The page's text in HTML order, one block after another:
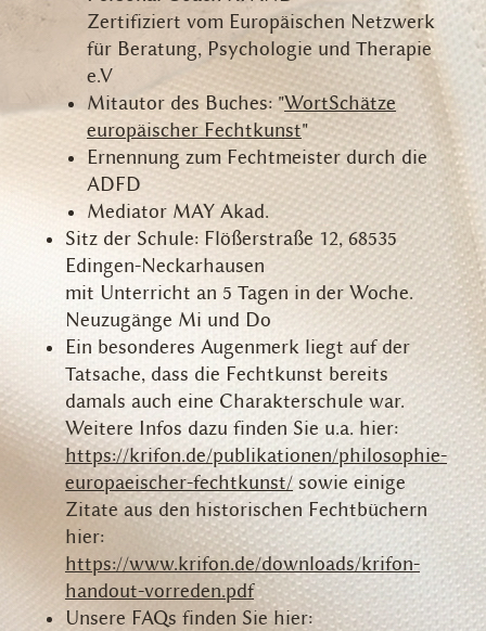
Zertifiziert vom Europäischen Netzwerk
für Beratung, Psychologie und Therapie
e.V
Mitautor des Buches: "WortSchätze
europäischer Fechtkunst"
Ernennung zum Fechtmeister durch die
ADFD
Mediator MAY Akad.
Sitz der Schule: Flößerstraße 12, 68535
Edingen-Neckarhausen
mit Unterricht an 5 Tagen in der Woche.
Neuzugänge Mi und Do
Ein besonderes Augenmerk liegt auf der
Tatsache, dass die Fechtkunst bereits
damals auch eine Charakterschule war.
Weitere Infos dazu finden Sie u.a. hier:
https://krifon.de/publikationen/philosophie-
europaeischer-fechtkunst/sowie einige
Zitate aus den historischen Fechtbüchern
hier:
https://www.krifon.de/downloads/krifon-
handout-vorreden.pdf
Unsere FAQs finden Sie hier: